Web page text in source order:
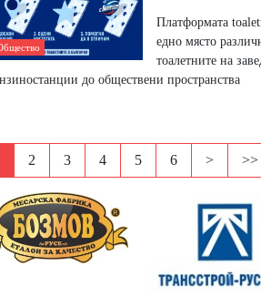
Платформата
едно място
тоалетните на
до обществени пространства
2 3 4 5 6 > >>